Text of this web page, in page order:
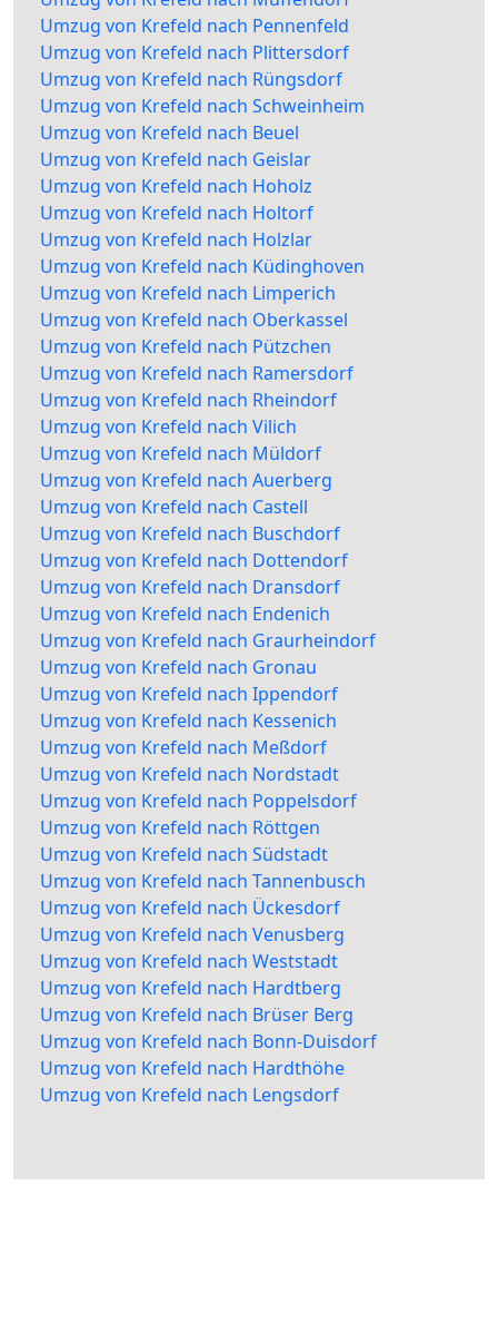
Umzug von Krefeld nach Pennenfeld
Umzug von Krefeld nach Plittersdorf
Umzug von Krefeld nach Rüngsdorf
Umzug von Krefeld nach Schweinheim
Umzug von Krefeld nach Beuel
Umzug von Krefeld nach Geislar
Umzug von Krefeld nach Hoholz
Umzug von Krefeld nach Holtorf
Umzug von Krefeld nach Holzlar
Umzug von Krefeld nach Küdinghoven
Umzug von Krefeld nach Limperich
Umzug von Krefeld nach Oberkassel
Umzug von Krefeld nach Pützchen
Umzug von Krefeld nach Ramersdorf
Umzug von Krefeld nach Rheindorf
Umzug von Krefeld nach Vilich
Umzug von Krefeld nach Müldorf
Umzug von Krefeld nach Auerberg
Umzug von Krefeld nach Castell
Umzug von Krefeld nach Buschdorf
Umzug von Krefeld nach Dottendorf
Umzug von Krefeld nach Dransdorf
Umzug von Krefeld nach Endenich
Umzug von Krefeld nach Graurheindorf
Umzug von Krefeld nach Gronau
Umzug von Krefeld nach Ippendorf
Umzug von Krefeld nach Kessenich
Umzug von Krefeld nach Meßdorf
Umzug von Krefeld nach Nordstadt
Umzug von Krefeld nach Poppelsdorf
Umzug von Krefeld nach Röttgen
Umzug von Krefeld nach Südstadt
Umzug von Krefeld nach Tannenbusch
Umzug von Krefeld nach Ückesdorf
Umzug von Krefeld nach Venusberg
Umzug von Krefeld nach Weststadt
Umzug von Krefeld nach Hardtberg
Umzug von Krefeld nach Brüser Berg
Umzug von Krefeld nach Bonn-Duisdorf
Umzug von Krefeld nach Hardthöhe
Umzug von Krefeld nach Lengsdorf